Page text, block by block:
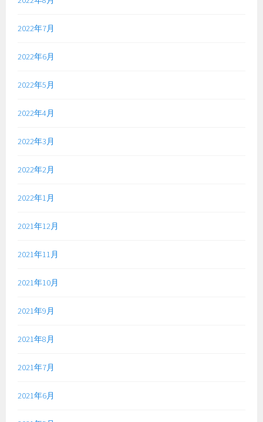
2022年7月
2022年6月
2022年5月
2022年4月
2022年3月
2022年2月
2022年1月
2021年12月
2021年11月
2021年10月
2021年9月
2021年8月
2021年7月
2021年6月